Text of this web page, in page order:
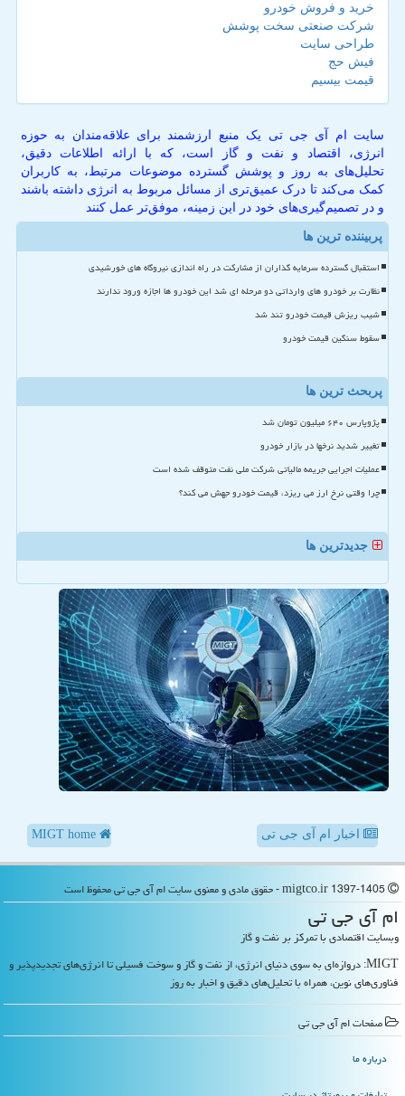
خرید و فروش خودرو
شرکت صنعتی سخت پوشش
طراحی سایت
فیش حج
قیمت بیسیم
سایت ام آی جی تی یک منبع ارزشمند برای علاقه‌مندان به حوزه
انرژی، اقتصاد و نفت و گاز است، که با ارائه اطلاعات دقیق،
تحلیل‌های به روز و پوشش گسترده موضوعات مرتبط، به کاربران
کمک می‌کند تا درک عمیق‌تری از مسائل مربوط به انرژی داشته باشند
و در تصمیم‌گیری‌های خود در این زمینه، موفق‌تر عمل کنند
پربیننده ترین ها
استقبال گسترده سرمایه گذاران از مشارکت در راه اندازی نیروگاه های خورشیدی
نظارت بر خودرو های وارداتی دو مرحله ای شد این خودرو ها اجازه ورود ندارند
شیب ریزش قیمت خودرو تند شد
سقوط سنگین قیمت خودرو
پربحث ترین ها
پژوپارس ۶۴۰ میلیون تومان شد
تغییر شدید نرخها در بازار خودرو
عملیات اجرایی جریمه مالیاتی شرکت ملی نفت متوقف شده است
چرا وقتی نرخ ارز می ریزد، قیمت خودرو جهش می کند؟
جدیدترین ها
اخبار ام آی جی تی
ام آی جی تی
وبسایت اقتصادی با تمرکز بر نفت و گاز
MIGT: دروازه‌ای به سوی دنیای انرژی، از نفت و گاز و سوخت فسیلی تا انرژی‌های تجدیدپذیر و
فناوری‌های نوین، همراه با تحلیل‌های دقیق و اخبار به روز
صفحات ام آی جی تی
درباره ما